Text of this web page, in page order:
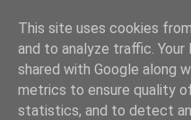
Книжен
Блог на книжарницата —
ул. „Оборище" 117, София
This site uses cookies
and to analyze traffic.
shared with Google along
metrics to ensure quality
statistics, and to detect